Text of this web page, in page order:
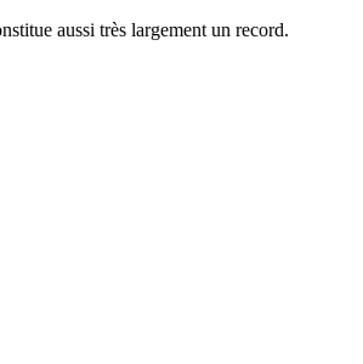
aussi très largement un record.